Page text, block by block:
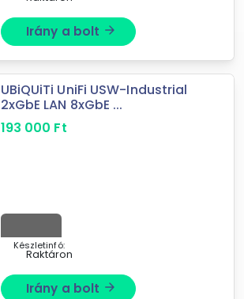
Irány a bolt arrow_forward
UBiQUiTi UniFi USW-Industrial
2xGbE LAN 8xGbE ...
193 000 Ft
Készletinfó:
Raktáron
Irány a bolt arrow_forward